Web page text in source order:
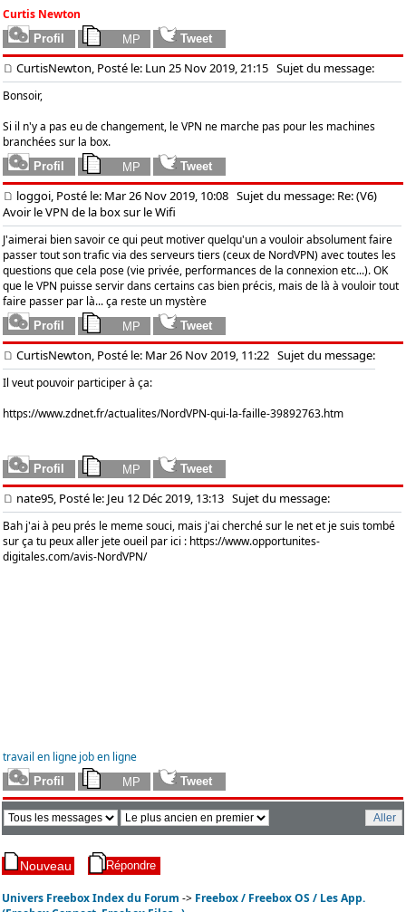
Curtis Newton
CurtisNewton, Posté le: Lun 25 Nov 2019, 21:15 Sujet du message:
Bonsoir,
Si il n'y a pas eu de changement, le VPN ne marche pas pour les machines
branchées sur la box.
loggoi, Posté le: Mar 26 Nov 2019, 10:08 Sujet du message: Re: (V6)
Avoir le VPN de la box sur le Wifi
J'aimerai bien savoir ce qui peut motiver quelqu'un a vouloir absolument faire
passer tout son trafic via des serveurs tiers (ceux de NordVPN) avec toutes les
questions que cela pose (vie privée, performances de la connexion etc...). OK
que le VPN puisse servir dans certains cas bien précis, mais de là à vouloir tout
faire passer par là... ça reste un mystère
CurtisNewton, Posté le: Mar 26 Nov 2019, 11:22 Sujet du message:
Il veut pouvoir participer à ça:
https://www.zdnet.fr/actualites/NordVPN-qui-la-faille-39892763.htm
nate95, Posté le: Jeu 12 Déc 2019, 13:13 Sujet du message:
Bah j'ai à peu prés le meme souci, mais j'ai cherché sur le net et je suis tombé
sur ça tu peux aller jete oueil par ici : https://www.opportunites-
digitales.com/avis-NordVPN/
travail en lignejob en ligne
Univers Freebox Index du Forum -> Freebox / Freebox OS / Les App.